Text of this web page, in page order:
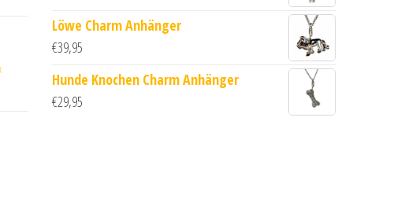
Löwe Charm Anhänger
€39,95
Hunde Knochen Charm Anhänger
€29,95